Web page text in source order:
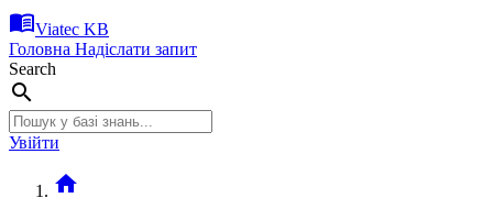
menu_bookViatec KB
Головна Надіслати запит
Search
search
Увійти
home